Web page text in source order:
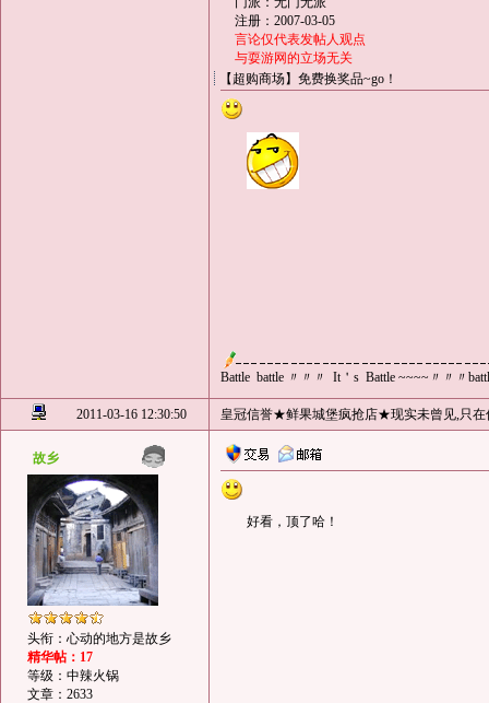
注册：2007-03-05
言论仅代表发帖人观点
与耍游网的立场无关
【超购商场】免费换奖品~go！
Battle battle 〃〃〃 It＇s Battle ~~~~〃〃〃
2011-03-16 12:30:50 皇冠信誉★鲜果城堡疯抢店★现实未曾见,只在
故乡
头衔：心动的地方是故乡
精华帖：17
等级：中辣火锅
文章：2633
好看，顶了哈！